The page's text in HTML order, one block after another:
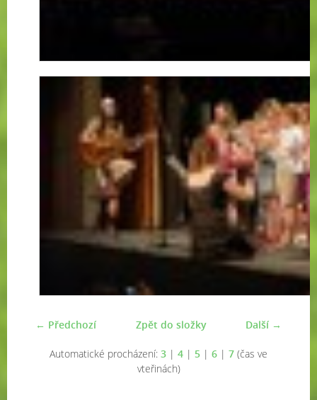
← Předchozí Další →
Zpět do složky
Automatické procházení: 3 | 4 | 5 | 6 | 7 (čas ve
vteřinách)